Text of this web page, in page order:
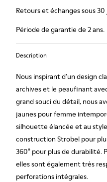
Retours et échanges sous 30
Période de garantie de 2 ans.
Description
Nous inspirant d’un design
archives et le peaufinant
grand souci du détail, nous
jaunes pour femme
silhouette élancée et au
construction Strobel pour
360° pour plus de durabilité.
elles sont également très
perforations intégrales.